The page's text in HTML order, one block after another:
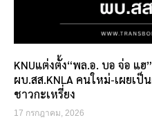
KNUแต่งตั้ง“พล.อ. บอ จ่อ แ
ผบ.สส.KNLA คนใหม่-เผยเ
ชาวกะเหรี่ยง
17 กรกฎาคม, 2026